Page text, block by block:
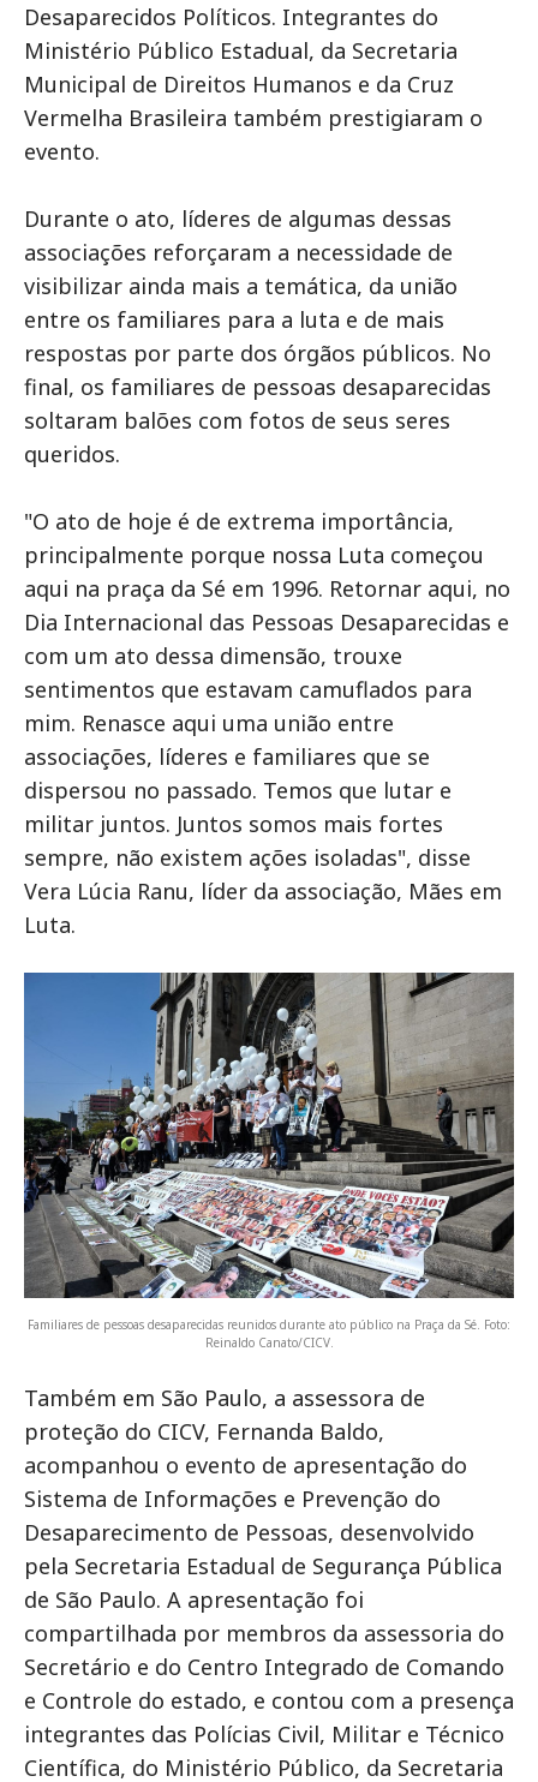
Desaparecidos Políticos. Integrantes do
Ministério Público Estadual, da Secretaria
Municipal de Direitos Humanos e da Cruz
Vermelha Brasileira também prestigiaram o
evento.
Durante o ato, líderes de algumas dessas
associações reforçaram a necessidade de
visibilizar ainda mais a temática, da união
entre os familiares para a luta e de mais
respostas por parte dos órgãos públicos. No
final, os familiares de pessoas desaparecidas
soltaram balões com fotos de seus seres
queridos.
"O ato de hoje é de extrema importância,
principalmente porque nossa Luta começou
aqui na praça da Sé em 1996. Retornar aqui, no
Dia Internacional das Pessoas Desaparecidas e
com um ato dessa dimensão, trouxe
sentimentos que estavam camuflados para
mim. Renasce aqui uma união entre
associações, líderes e familiares que se
dispersou no passado. Temos que lutar e
militar juntos. Juntos somos mais fortes
sempre, não existem ações isoladas", disse
Vera Lúcia Ranu, líder da associação, Mães em
Luta.
Familiares de pessoas desaparecidas reunidos durante ato público na Praça da Sé. Foto:
Reinaldo Canato/CICV.
Também em São Paulo, a assessora de
proteção do CICV, Fernanda Baldo,
acompanhou o evento de apresentação do
Sistema de Informações e Prevenção do
Desaparecimento de Pessoas, desenvolvido
pela Secretaria Estadual de Segurança Pública
de São Paulo. A apresentação foi
compartilhada por membros da assessoria do
Secretário e do Centro Integrado de Comando
e Controle do estado, e contou com a presença
integrantes das Polícias Civil, Militar e Técnico
Científica, do Ministério Público, da Secretaria